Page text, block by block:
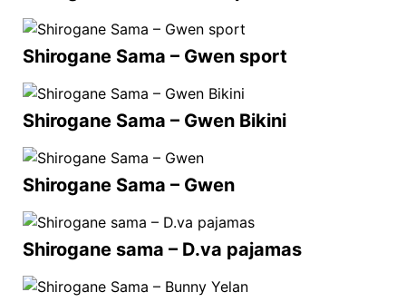
Shirogane Sama – Gwen sport
Shirogane Sama – Gwen Bikini
Shirogane Sama – Gwen
Shirogane sama – D.va pajamas